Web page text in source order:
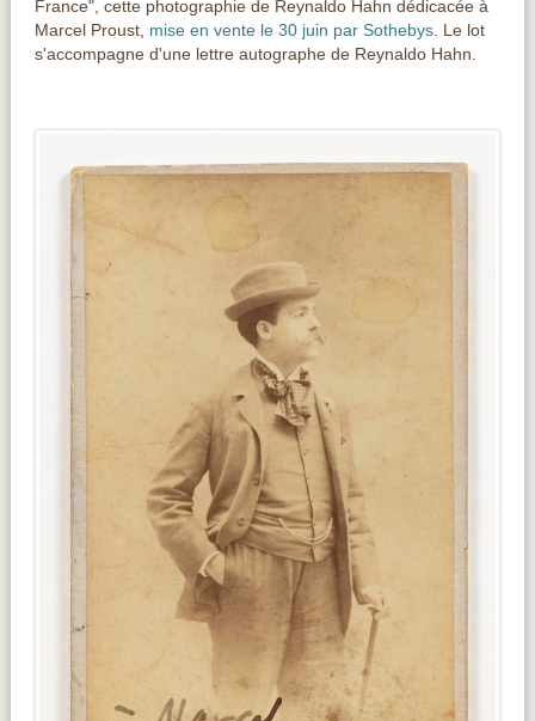
France", cette photographie de Reynaldo Hahn dédicacée à
Marcel Proust, mise en vente le 30 juin par Sothebys. Le lot
s'accompagne d'une lettre autographe de Reynaldo Hahn.